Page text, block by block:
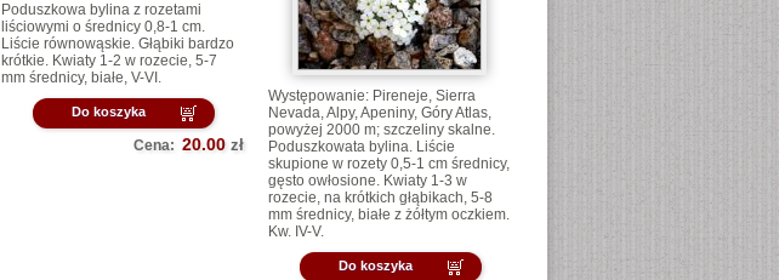
Poduszkowa bylina z rozetami
liściowymi o średnicy 0,8-1 cm.
Liście równowąskie. Głąbiki bardzo
krótkie. Kwiaty 1-2 w rozecie, 5-7
mm średnicy, białe, V-VI.
Do koszyka
Cena: 20.00 zł
Występowanie: Pireneje, Sierra
Nevada, Alpy, Apeniny, Góry Atlas,
powyżej 2000 m; szczeliny skalne.
Poduszkowata bylina. Liście
skupione w rozety 0,5-1 cm średnicy,
gęsto owłosione. Kwiaty 1-3 w
rozecie, na krótkich głąbikach, 5-8
mm średnicy, białe z żółtym oczkiem.
Kw. IV-V.
Do koszyka